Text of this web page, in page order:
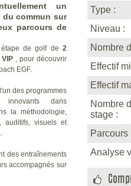
Type :
Niveau :
Nombre
Effectif
Effectif
Nombre
stage :
Parcours
Analyse
un
du commun sur
parcours de
étape de golf de2
VIP, pour découvrir
EGF.
des programmes
dans
la méthodologie,
auditifs, visuels et
des entraînements
accompagnés sur